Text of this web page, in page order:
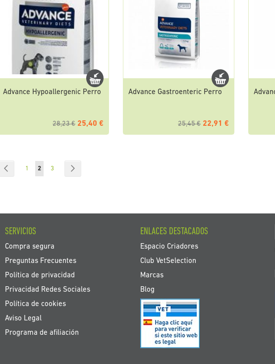
Advance Hypoallergenic Perro
28,23 € 25,40 €
Advance Gastroenteric Perro
25,45 € 22,91 €
PáginaPágina
AnteriorPágina
1 Actualmente estás leyendo página
2 Página
3
SERVICIOS
Compra segura
Preguntas Frecuentes
Política de privacidad
Privacidad Redes Sociales
Política de cookies
Aviso Legal
Programa de afiliación
ENLACES DESTACADOS
Espacio Criadores
Club VetSelection
Marcas
Blog